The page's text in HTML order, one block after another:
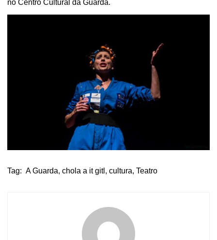
no Centro Cultural da Guarda.
Tag: A Guarda, chola a it gitl , cultura, Teatro